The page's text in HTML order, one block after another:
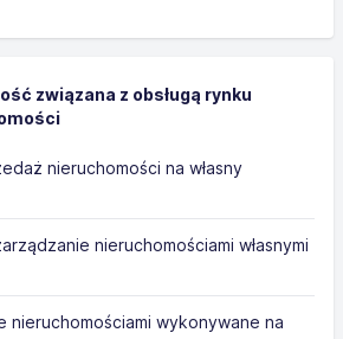
związana z obsługą rynku
nieruchomości na własny
nieruchomościami własnymi
nieruchomościami wykonywane na